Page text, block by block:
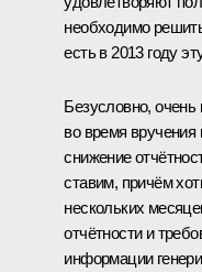
необходимо
есть в 2013 году
Безусловно, очень
во время
снижение
ставим, причём
нескольких
отчётности и
информации